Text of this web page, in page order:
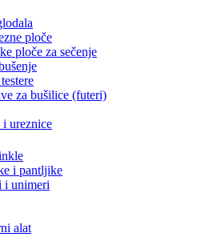
ploče
ploče za sečenje
za bušilice (futeri)
i ureznice
i pantljike
i unimeri
alat